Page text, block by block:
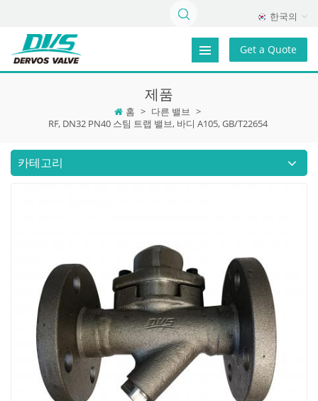
한국의
Get a Quote
제품
홈 > 다른 밸브 >
RF, DN32 PN40 스팀 트랩 밸브, 바디 A105, GB/T22654
카테고리